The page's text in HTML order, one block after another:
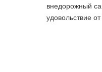
внедорожный
удовольствие